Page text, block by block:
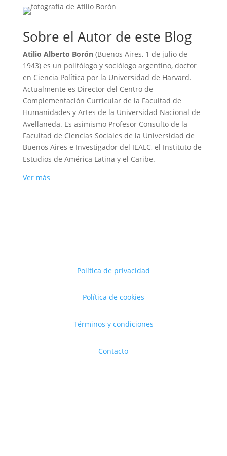
Sobre el Autor de este Blog
Atilio Alberto Borón(Buenos Aires, 1 de julio de
1943) es un politólogo y sociólogo argentino, doctor
en Ciencia Política por la Universidad de Harvard.
Actualmente es Director del Centro de
Complementación Curricular de la Facultad de
Humanidades y Artes de la Universidad Nacional de
Avellaneda. Es asimismo Profesor Consulto de la
Facultad de Ciencias Sociales de la Universidad de
Buenos Aires e Investigador del IEALC, el Instituto de
Estudios de América Latina y el Caribe.
Ver más
Política de privacidad
Política de cookies
Términos y condiciones
Contacto